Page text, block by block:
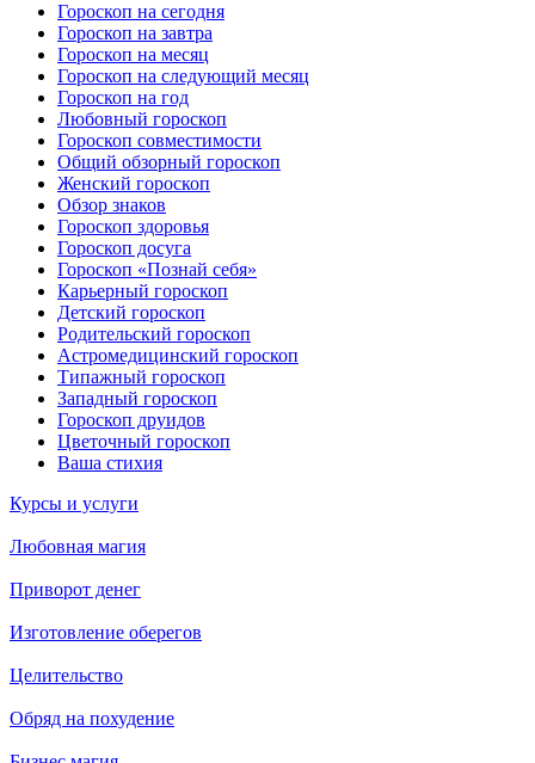
Гороскоп на сегодня
Гороскоп на завтра
Гороскоп на месяц
Гороскоп на следующий месяц
Гороскоп на год
Любовный гороскоп
Гороскоп совместимости
Общий обзорный гороскоп
Женский гороскоп
Обзор знаков
Гороскоп здоровья
Гороскоп досуга
Гороскоп «Познай себя»
Карьерный гороскоп
Детский гороскоп
Родительский гороскоп
Астромедицинский гороскоп
Типажный гороскоп
Западный гороскоп
Гороскоп друидов
Цветочный гороскоп
Ваша стихия
Курсы и услуги
Любовная магия
Приворот денег
Изготовление оберегов
Целительство
Обряд на похудение